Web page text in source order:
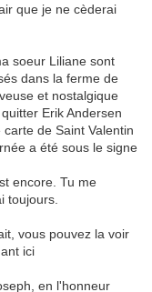
que je ne cèderai
soeur Liliane sont
dans la ferme de
et nostalgique
Erik Andersen
de Saint Valentin
a été sous le signe
encore. Tu me
toujours.
vous pouvez la voir
ici
en l'honneur